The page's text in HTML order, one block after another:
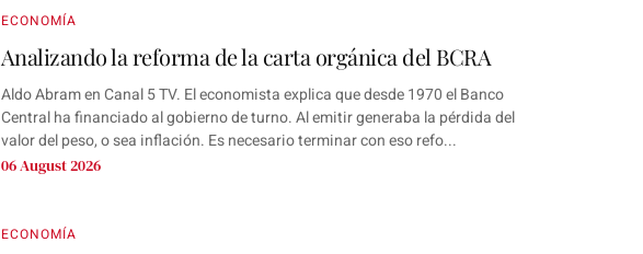
ECONOMÍA
Analizando la reforma de la carta orgánica del BCRA
Aldo Abram en Canal 5 TV. El economista explica que desde 1970 el Banco
Central ha financiado al gobierno de turno. Al emitir generaba la pérdida del
valor del peso, o sea inflación. Es necesario terminar con eso refo...
06 August 2026
ECONOMÍA